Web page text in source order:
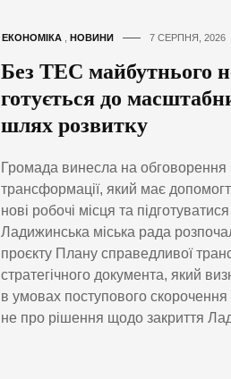
ЕКОНОМІКА НОВИНИ 7 СЕРПНЯ, 2026
Без ТЕС майбутнього
готується до
шлях розвитку
Громада винесла на
трансформації, який має
нові робочі місця та
Ладижинська міська рада
проєкту Плану справедливої
стратегічного документа, який
в умовах поступового скорочення
не про рішення щодо закриття